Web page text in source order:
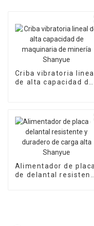
Criba vibratoria lineal
de alta capacidad de
Alimentador de
de delantal resistente